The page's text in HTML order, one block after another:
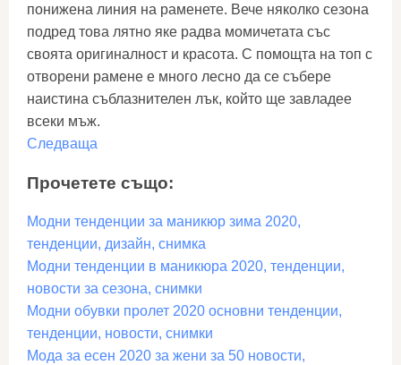
понижена линия на раменете. Вече няколко сезона
подред това лятно яке радва момичетата със
своята оригиналност и красота. С помощта на топ с
отворени рамене е много лесно да се събере
наистина съблазнителен лък, който ще завладее
всеки мъж.
Следваща
Прочетете също:
Модни тенденции за маникюр зима 2020,
тенденции, дизайн, снимка
Модни тенденции в маникюра 2020, тенденции,
новости за сезона, снимки
Модни обувки пролет 2020 основни тенденции,
тенденции, новости, снимки
Мода за есен 2020 за жени за 50 новости,